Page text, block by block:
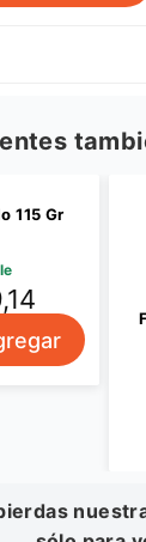
115 Gr